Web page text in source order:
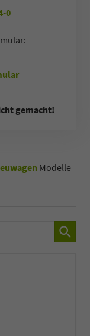
0
gemacht!
Modelle